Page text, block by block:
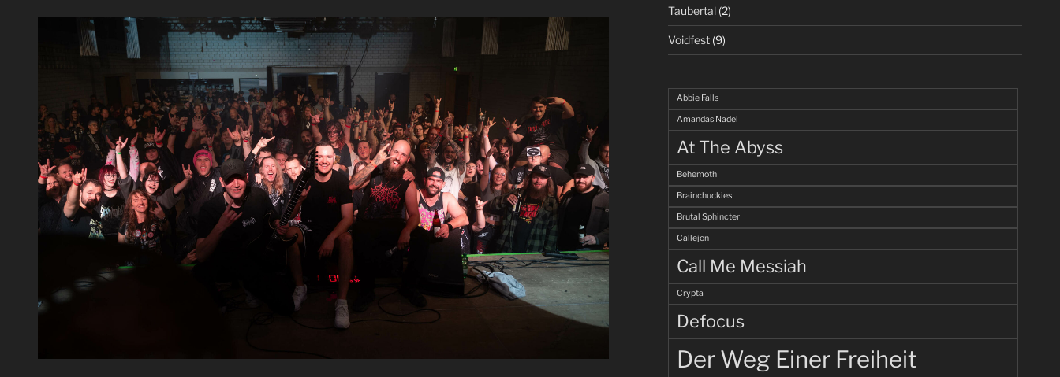
Escoban”
Taubertal(2)
Voidfest(9)
Abbie Falls
Amandas Nadel
At The Abyss
Behemoth
Brainchuckies
Brutal Sphincter
Callejon
Call Me Messiah
Crypta
Defocus
Der Weg Einer Freiheit